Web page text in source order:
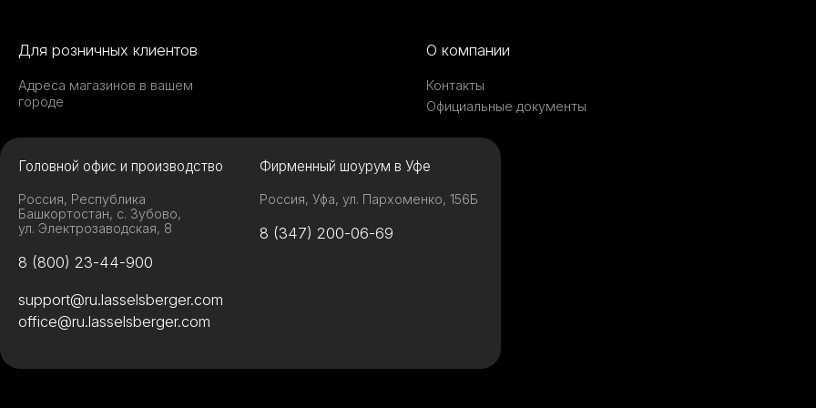
Для розничных клиентов
Адреса магазинов в вашем
городе
О компании
Контакты
Официальные документы
Головной офис и производство
Россия, Республика
Башкортостан, с. Зубово,
ул. Электрозаводская, 8
8 (800) 23-44-900
Фирменный шоурум в Уфе
Россия, Уфа, ул. Пархоменко, 156Б
8 (347) 200-06-69
support@ru.lasselsberger.com
office@ru.lasselsberger.com